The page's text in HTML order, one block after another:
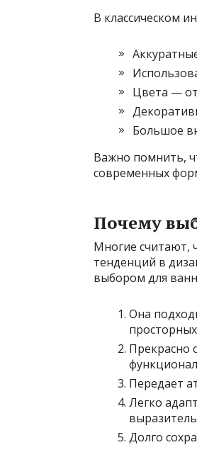
В классическом
Цвета —
Большое
Важно помнить,
современных
Почему
Многие считают,
тенденций в
выбором для
Она
Прекрасно
Передает
Легко
Долго